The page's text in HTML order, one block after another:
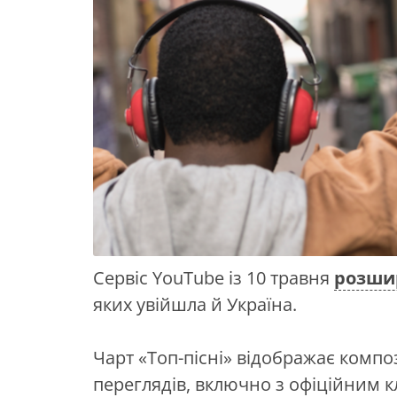
Сервіс YouTube із 10 травня
яких увійшла й Україна.
Чарт «Топ-пісні» відображає
переглядів, включно з офіційним